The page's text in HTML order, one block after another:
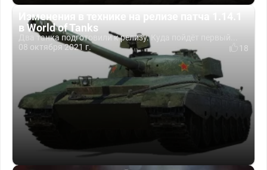
Изменения в технике на релизе патча 1.14.1
в World of Tanks
Два танка подготовили к релизу. Куда пойдёт первый...
08 октября 2021 г.
18